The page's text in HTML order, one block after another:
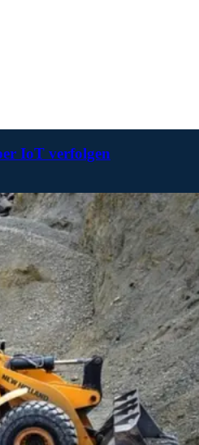
IoT verfolgen